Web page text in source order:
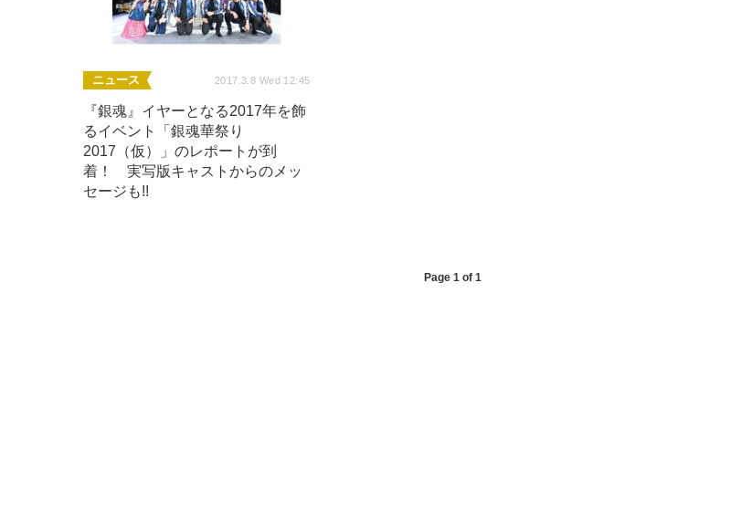
ニュース 2017.3.8 Wed 12:45
『銀魂』イヤーとなる2017年を飾
るイベント「銀魂華祭り
2017（仮）」のレポートが到
着！ 実写版キャストからのメッ
セージも!!
Page 1 of 1